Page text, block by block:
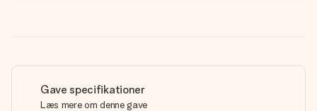
Gave specifikationer
Læs mere om denne gave